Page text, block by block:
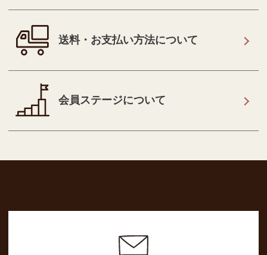
送料・お支払い方法について
会員ステージについて